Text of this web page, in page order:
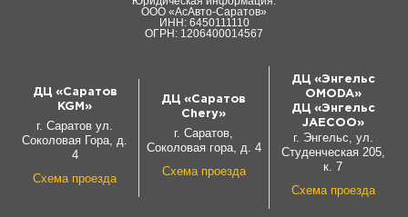
ООО «АсАвто-Саратов»
ИНН: 6450111110
ОГРН: 1206400014567
ДЦ «Саратов
KGM»
г. Саратов ул.
Соколовая Гора, д.
4
Схема проезда
ДЦ «Саратов
Chery»
г. Саратов,
Соколовая гора, д. 4
Схема проезда
ДЦ «Энгельс
OMODA»
ДЦ «Энгельс
JAECOO»
г. Энгельс, ул.
Студенческая 205,
к. 7
Схема проезда